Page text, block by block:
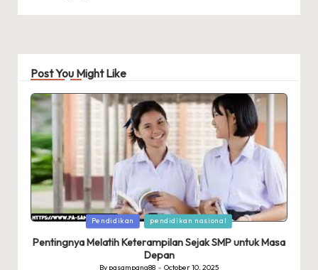
Post You Might Like
Posted
in
Pendidikan pendidikan nasional
Pentingnya Melatih Keterampilan Sejak SMP untuk Masa
Depan
By pasampang88 October 10, 2025